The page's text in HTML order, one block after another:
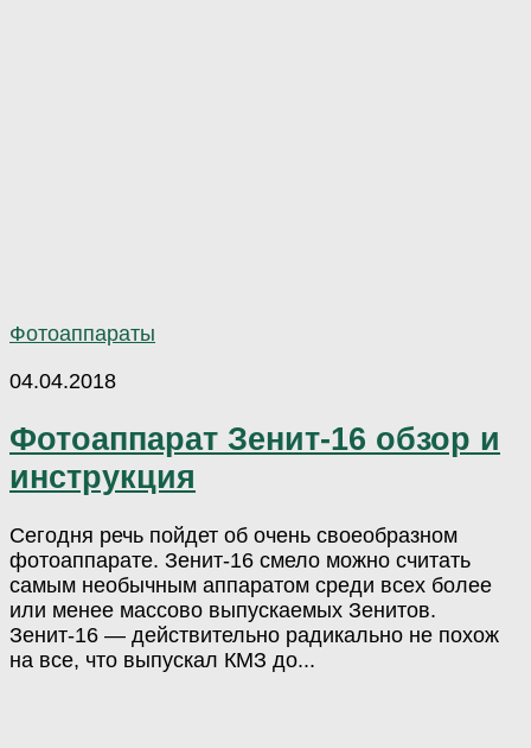
Фотоаппараты
04.04.2018
Фотоаппарат Зенит-16 обзор и
инструкция
Сегодня речь пойдет об очень своеобразном
фотоаппарате. Зенит-16 смело можно считать
самым необычным аппаратом среди всех более
или менее массово выпускаемых Зенитов.
Зенит-16 — действительно радикально не похож
на все, что выпускал КМЗ до...